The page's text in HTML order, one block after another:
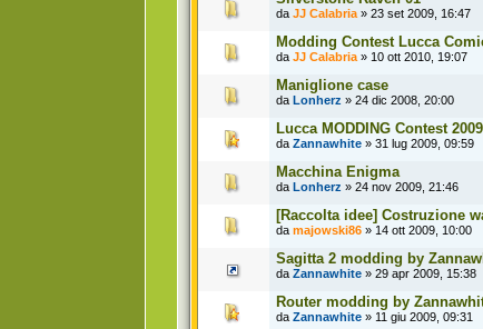
da JJ Calabria » 23 set 2009, 16:47
Modding Contest Lucca
da JJ Calabria » 10 ott 2010, 19:07
Maniglione case
da Lonherz » 24 dic 2008, 20:00
Lucca MODDING Contest 2009
da Zannawhite » 31 lug 2009, 09:59
Macchina Enigma
da Lonherz » 24 nov 2009, 21:46
[Raccolta idee] Costruzione
da majowski86 » 14 ott 2009, 10:00
Sagitta 2 modding by
da Zannawhite » 29 apr 2009, 15:38
Router modding by
da Zannawhite » 11 giu 2009, 09:31